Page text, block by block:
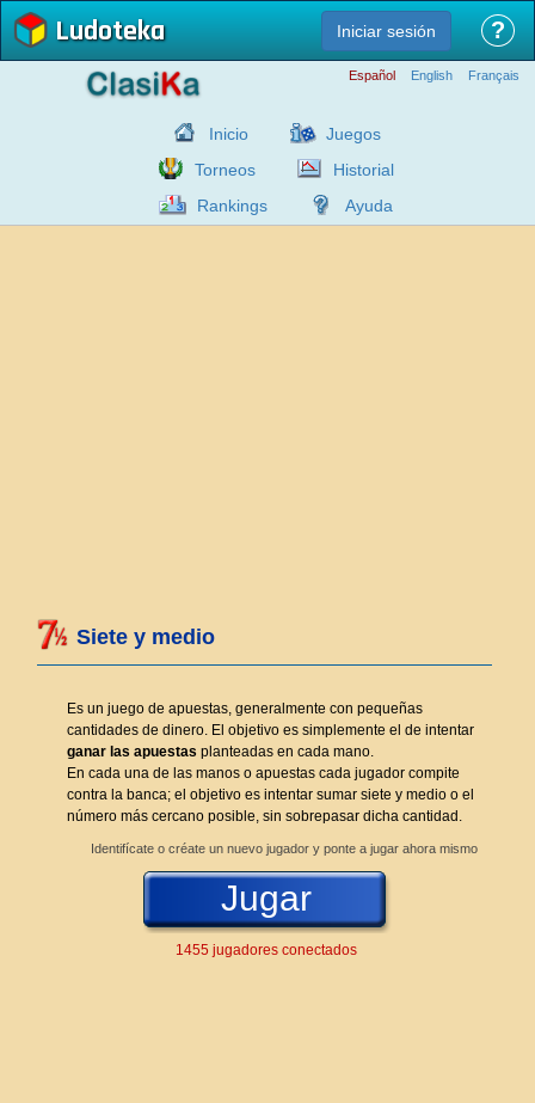
Ludoteka Iniciar sesión ?
Español English Français
Inicio
Juegos
Torneos
Historial
Rankings
Ayuda
Siete y medio
Es un juego de apuestas, generalmente con pequeñas
cantidades de dinero. El objetivo es simplemente el de intentar
ganar las apuestas planteadas en cada mano.
En cada una de las manos o apuestas cada jugador compite
contra la banca; el objetivo es intentar sumar siete y medio o el
número más cercano posible, sin sobrepasar dicha cantidad.
Identifícate o créate un nuevo jugador y ponte a jugar ahora mismo
Jugar
1455 jugadores conectados